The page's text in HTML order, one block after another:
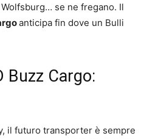
se ne fregano. Il
anticipa fin dove un Bulli
Buzz Cargo:
il futuro transporter è sempre